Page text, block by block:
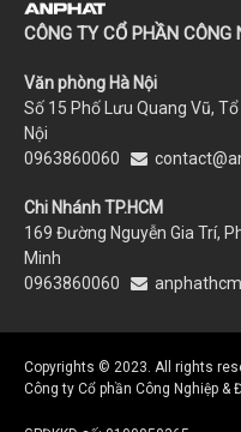
CÔNG TY CỔ PHẦN
Văn phòng Hà Nội
Số 15 Phố Lưu Quang Vũ,
Nội
0963860060
Chi Nhánh TP.HCM
169 Đường Nguyễn Gia Trí,
Minh
0963860060
Copyrights © 2023. All rights
Công ty Cổ phần Công Nghiệp &